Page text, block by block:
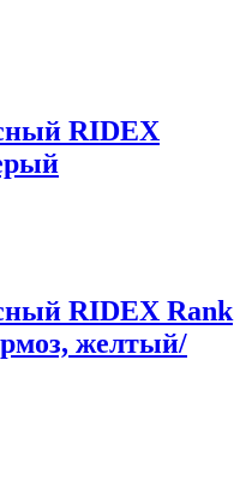
RIDEX
RIDEX Rank
желтый/